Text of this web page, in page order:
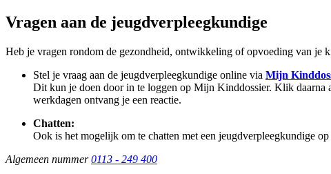
Vragen aan de jeugdverpleegkundige
Heb je vragen rondom de gezondheid, ontwikkeling of opvoeding van je
Stel je vraag aan de jeugdverpleegkundige online via Mijn
Dit kun je doen door in te loggen op Mijn Kinddossier. Klik daarna
werkdagen ontvang je een reactie.
Chatten:
Ook is het mogelijk om te chatten met een jeugdverpleegkundige
Algemeen nummer 0113 - 249 400